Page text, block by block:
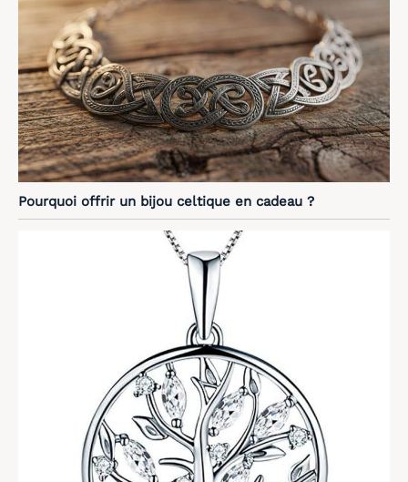
Pourquoi offrir un bijou celtique en cadeau ?